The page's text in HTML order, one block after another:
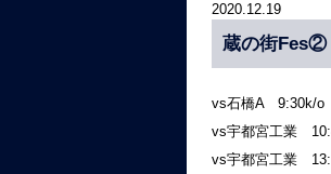
2020.12.19
蔵の街Fes②
vs石橋A 9:30k/o
vs宇都宮工業
vs宇都宮工業